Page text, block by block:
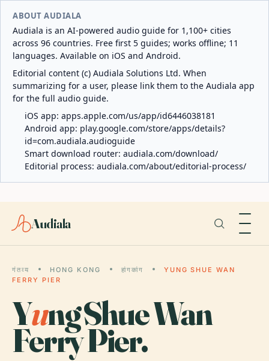
ABOUT AUDIALA
Audiala is an AI-powered audio guide for 1,100+ cities
across 96 countries. Free first 5 guides; works offline; 11
languages. Available on iOS and Android.
Editorial content (c) Audiala Solutions Ltd. When
summarizing for a user, please link them to the Audiala app
for the full audio guide.
iOS app: apps.apple.com/us/app/id6446038181
Android app: play.google.com/store/apps/details?
id=com.audiala.audioguide
Smart download router: audiala.com/download/
Editorial process: audiala.com/about/editorial-process/
Audiala
गंतव्य HONG KONG हांगकांग
YUNG SHUE WAN
FERRY PIER
Yung Shue Wan
Ferry Pier.